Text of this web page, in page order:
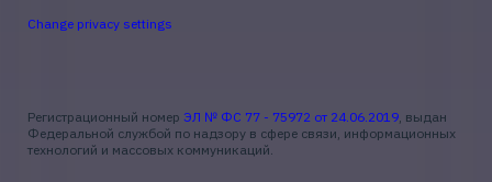
Change privacy settings
Регистрационный номер ЭЛ № ФС 77 - 75972 от 24.06.2019, выдан
Федеральной службой по надзору в сфере связи, информационных
технологий и массовых коммуникаций.